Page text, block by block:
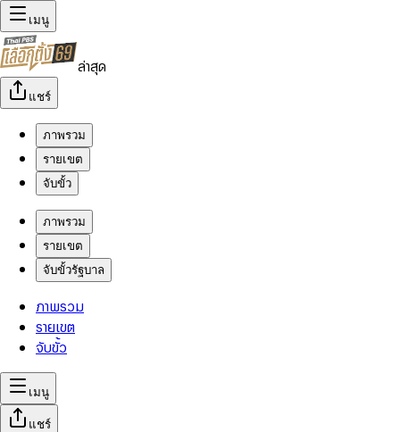
เมนู
ล่าสุด
แชร์
ภาพรวม
รายเขต
จับขั้ว
ภาพรวม
รายเขต
จับขั้วรัฐบาล
ภาพรวม
รายเขต
จับขั้ว
เมนู
แชร์